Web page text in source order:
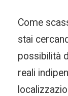
Come
stai
possibilità
reali